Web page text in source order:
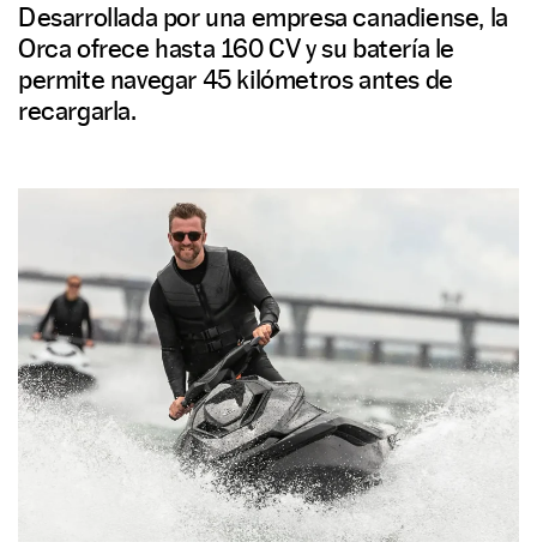
Desarrollada por una empresa canadiense, la
Orca ofrece hasta 160 CV y su batería le
permite navegar 45 kilómetros antes de
recargarla.